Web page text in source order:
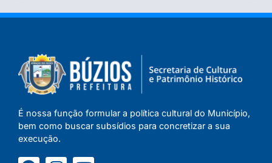
É nossa função formular a política cultural do Município,
bem como buscar subsídios para concretizar a sua
execução.